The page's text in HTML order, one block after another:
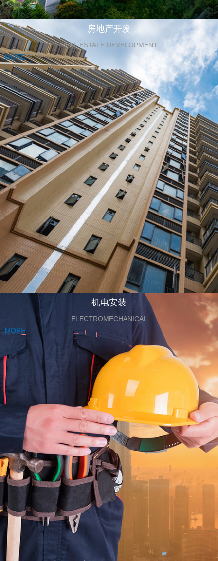
房地产开发
REAL ESTATE DEVELOPMENT
MORE
机电安装
ELECTROMECHANICAL
MORE